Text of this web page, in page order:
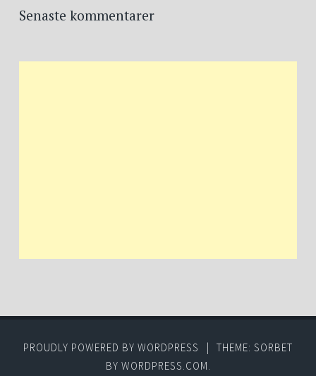
Senaste kommentarer
PROUDLY POWERED BY WORDPRESS |
THEME: SORBET
BY WORDPRESS.COM.